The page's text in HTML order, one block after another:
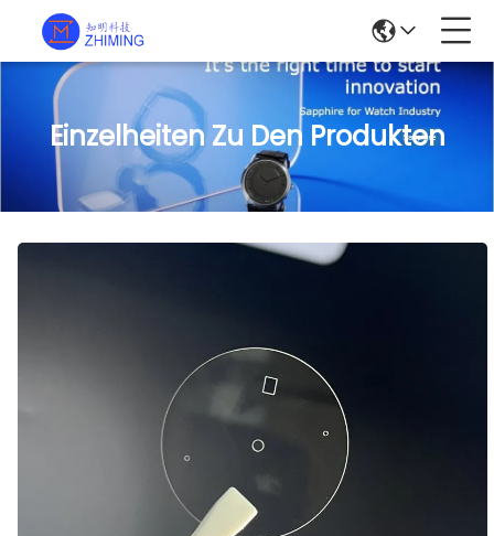
Einzelheiten Zu Den Produkten